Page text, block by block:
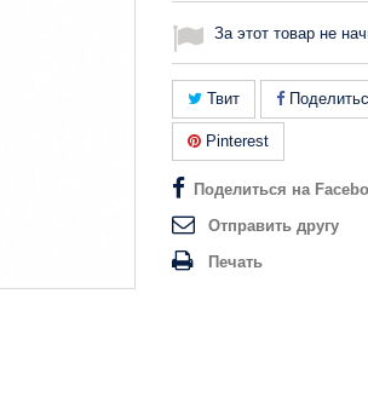
За этот товар не
Твит
Pinterest
Поделиться на
Отправить другу
Печать